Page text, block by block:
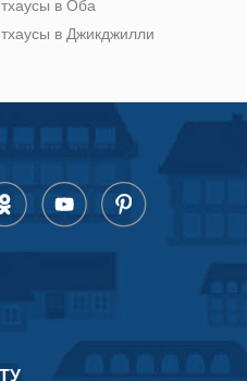
в Оба
в Джикджилли